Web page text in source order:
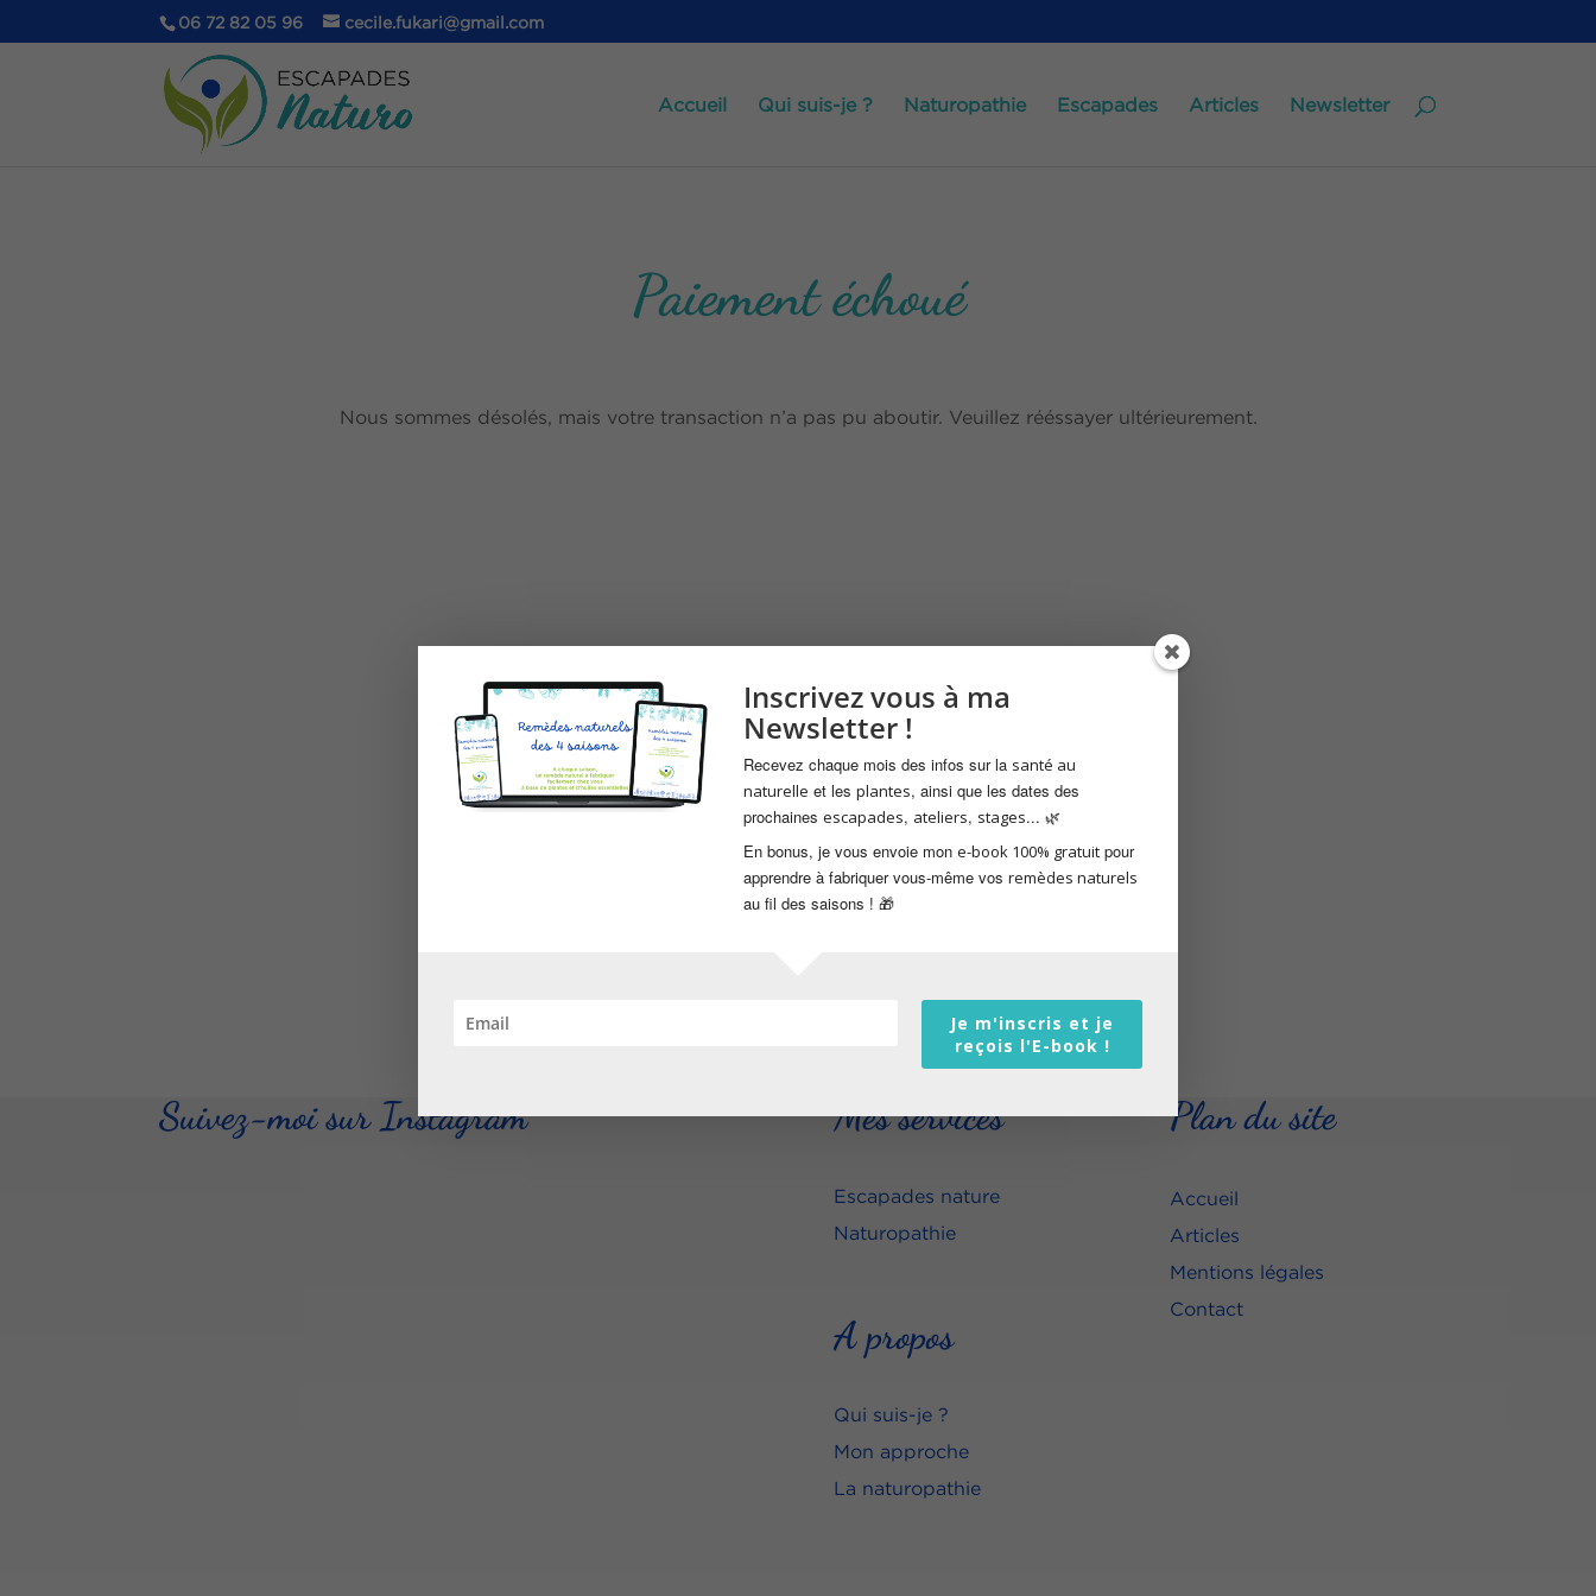
06 72 82 05 96 cecile.fukari@gmail.com
Accueil Qui suis-je ? Naturopathie Escapades Articles Newsletter
Paiement échoué
Nous sommes désolés, mais votre transaction n’a pas pu aboutir. Veuillez rééssayer ultérieurement.
Suivez-moi sur Instagram Mes services
Escapades nature
Naturopathie
A propos
Qui suis-je ?
Mon approche
La naturopathie
Plan du site
Accueil
Articles
Mentions légales
Contact
Inscrivez vous à ma
Newsletter !
Recevez chaque mois des infos sur la santé au
naturelle et les plantes, ainsi que les dates des
prochaines escapades, ateliers, stages... 🌿
En bonus, je vous envoie mon e-book 100% gratuit pour
apprendre à fabriquer vous-même vos remèdes naturels
au fil des saisons ! 🎁
Je m'inscris et je
reçois l'E-book !